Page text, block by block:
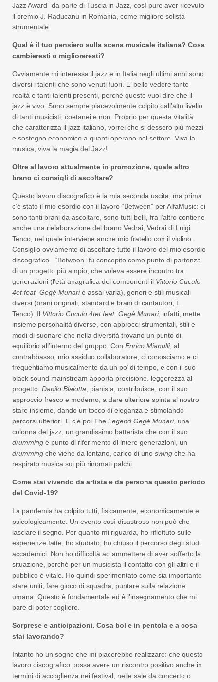
Jazz Award” da parte di Tuscia in Jazz, così pure aver ricevuto
il premio J. Raducanu in Romania, come migliore solista
strumentale.
Qual è il tuo pensiero sulla scena musicale italiana? Cosa
cambieresti o miglioreresti?
Ovviamente mi interessa il jazz e in Italia negli ultimi anni sono
diversi i talenti che sono venuti fuori. E’ bello vedere tante
realtà e tanti talenti presenti, perché questo vuol dire che il
jazz è vivo. Sono sempre piacevolmente colpito dall’alto livello
di tanti musicisti, coetanei e non. Proprio per questa vitalità
che caratterizza il jazz italiano, vorrei che si dessero più mezzi
e sostegno economico a quanti operano nel settore. Viva la
musica, viva la magia del Jazz!
Oltre al lavoro attualmente in promozione, quale altro
brano ci consigli di ascoltare?
Questo lavoro discografico è la mia seconda uscita, ma prima
c’è stato il mio esordio con il lavoro “Between” per AlfaMusic: ci
sono tanti brani da ascoltare, sono tutti belli, fra l’altro contiene
anche una rielaborazione del brano Vedrai, Vedrai di Luigi
Tenco, nel quale interviene anche mio fratello con il violino.
Consiglio ovviamente di ascoltare tutto il lavoro del mio esordio
discografico. “Between” fu concepito come punto di partenza
di un progetto più ampio, che voleva essere incontro tra
generazioni (l’età anagrafica dei componenti il Vittorio Cuculo
4et feat. Gegè Munariè assai varia), generi e stili musicali
diversi (brani originali, standard e brani di cantautori, L.
Tenco). Il Vittorio Cuculo 4tet feat. Gegè Munari, infatti, mette
insieme personalità diverse, con approcci strumentali, stili e
modi di suonare che nella diversità trovano un punto di
equilibrio all’interno del gruppo. Con Enrico Mianulli, al
contrabbasso, mio assiduo collaboratore, ci conosciamo e ci
frequentiamo musicalmente da un po’ di tempo, e con il suo
black sound mainstream apporta precisione, leggerezza al
progetto. Danilo Blaiotta , pianista, contribuisce, con il suo
approccio fresco e moderno, a dare ulteriore spinta al nostro
stare insieme, dando un tocco di eleganza e stimolando
percorsi ulteriori. E c’è poi The Legend Gegè Munari, una
colonna del jazz, un grandissimo batterista che con il suo
drumming è punto di riferimento di intere generazioni, un
drumming che viene da lontano, carico di uno swing che ha
respirato musica sui più rinomati palchi.
Come stai vivendo da artista e da persona questo periodo
del Covid-19?
La pandemia ha colpito tutti, fisicamente, economicamente e
psicologicamente. Un evento così disastroso non può che
lasciare il segno. Per quanto mi riguarda, ho riflettuto sulle
esperienze fatte, ho studiato, ho chiuso il percorso degli studi
accademici. Non ho difficoltà ad ammettere di aver sofferto la
situazione, perché per un musicista il contatto con gli altri e il
pubblico è vitale. Ho quindi sperimentato come sia importante
stare uniti, fare gioco di squadra, puntare sulla relazione
umana. Questo è fondamentale ed è l’insegnamento che mi
pare di poter cogliere.
Sorprese e anticipazioni. Cosa bolle in pentola e a cosa
stai lavorando?
Intanto ho un sogno che mi piacerebbe realizzare: che questo
lavoro discografico possa avere un riscontro positivo anche in
termini di accoglienza nei festival, nelle sale da concerto o